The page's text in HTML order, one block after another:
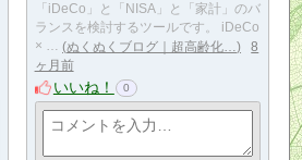
「iDeCo」と「NISA」と「家計」のバ
ランスを検討するツールです。 iDeCo
× …
ぬくぬくブログ｜超高齢化…
8
ヶ月前
いいね！ 0